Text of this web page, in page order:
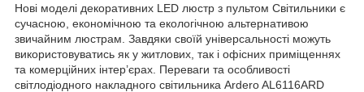
Нові моделі декоративних LED люстр з пультом Світильники є
сучасною, економічною та екологічною альтернативою
звичайним люстрам. Завдяки своїй універсальності можуть
використовуватись як у житлових, так і офісних приміщеннях
та комерційних інтер’єрах. Переваги та особливості
світлодіодного накладного світильника Ardero AL6116ARD